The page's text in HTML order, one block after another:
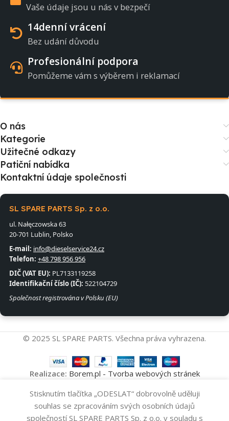
Vaše údaje jsou u nás v bezpečí
14denní vrácení
Bez udání důvodu
Profesionální podpora
Pomůžeme vám s výběrem i reklamací
O nás
Kategorie
Užitečné odkazy
Patiční nabídka
Kontaktní údaje společnosti
SL SPARE PARTS Sp. z o.o.
ul. Nałęczowska 63
20-701 Lublin, Polsko
E-mail: info@dieselservice24.cz
Telefon: +48 798 956 956
DIČ (VAT EU): PL7133119258
Identifikační číslo (IČ): 522104729
Společnost registrována v Polsku (EU)
© 2025 SL SPARE PARTS. Všechna práva vyhrazena.
Realizace: Borem.pl - Tvorba webových stránek
Stisknutím tlačítka „ODESLAT“ dobrovolně uděluji
souhlas se zpracováním svých osobních údajů
společností SL SPARE PARTS Sp. z o.o. v souladu s
Vysokotlakové
Čerpadlo
0445010537
BOSCH
10
136 Kč
- +
Přidat Do